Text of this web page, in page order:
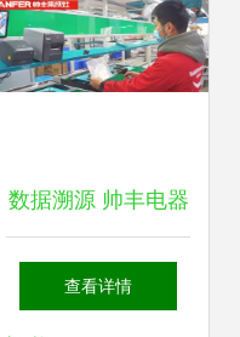
数据溯源 帅丰电器
智慧工厂如何让每
查看详情